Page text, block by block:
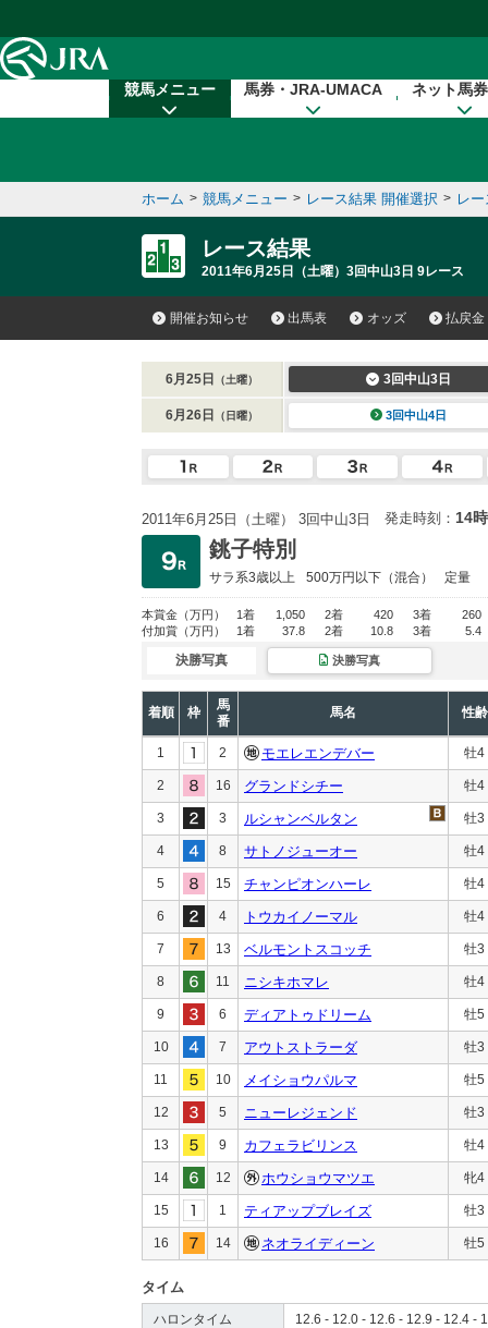
競馬メニュー 馬券・JRA-UMACA ネット馬
ホーム > 競馬メニュー > レース結果 開催選択 > レ
レース結果
2011年6月25日（土曜）3回中山3日 9レース
開催お知らせ 出馬表 オッズ 払戻金
6月25日 （土曜） 3回中山3日
6月26日 （日曜） 3回中山4日
2011年6月25日（土曜） 3回中山3日 発走時刻： 14
銚子特別
サラ系3歳以上 500万円以下 （混合） 定量
本賞金 （万円） 1着 1,050 2着 420 3着
260
付加賞 （万円） 1着 37.8 2着 10.8 3着 5.4
決勝写真 決勝写真
着順 枠
馬
番
馬名 性齢
1 2 モエレエンデバー 牡4
2 16 グランドシチー 牡4
3 3 ルシャンベルタン 牡3
4 8 サトノジューオー 牡4
5 15 チャンピオンハーレ 牡4
6 4 トウカイノーマル 牡4
7 13 ベルモントスコッチ 牡3
8 11 ニシキホマレ 牡4
9 6 ディアトゥドリーム 牡5
10 7 アウトストラーダ 牡3
11 10 メイショウパルマ 牡5
12 5 ニューレジェンド 牡3
13 9 カフェラビリンス 牡4
14 12 ホウショウマツエ 牝4
15 1 ティアップブレイズ 牡3
16 14 ネオライディーン 牡5
タイム
ハロンタイム 12.6 - 12.0 - 12.6 - 12.9 - 12.4 -